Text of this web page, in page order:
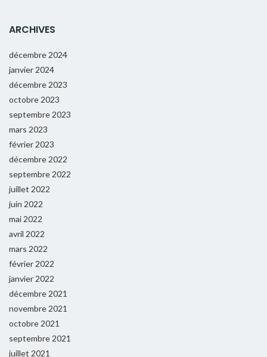
ARCHIVES
décembre 2024
janvier 2024
décembre 2023
octobre 2023
septembre 2023
mars 2023
février 2023
décembre 2022
septembre 2022
juillet 2022
juin 2022
mai 2022
avril 2022
mars 2022
février 2022
janvier 2022
décembre 2021
novembre 2021
octobre 2021
septembre 2021
juillet 2021